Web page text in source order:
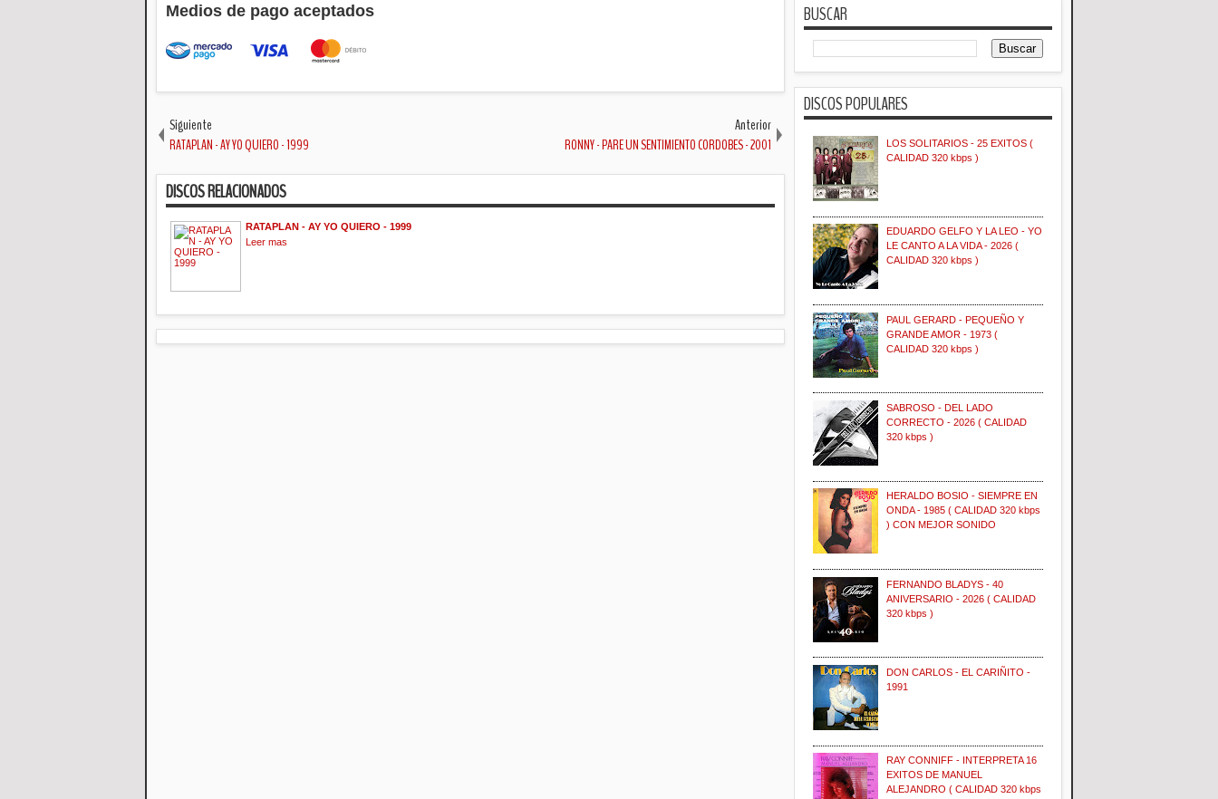
Medios de pago aceptados
Siguiente
RATAPLAN - AY YO QUIERO - 1999
Anterior
RONNY - PARE UN SENTIMIENTO CORDOBES - 2001
DISCOS RELACIONADOS
RATAPLAN - AY YO QUIERO - 1999
Leer mas
BUSCAR
DISCOS POPULARES
LOS SOLITARIOS - 25 EXITOS (
CALIDAD 320 kbps )
EDUARDO GELFO Y LA LEO - YO
LE CANTO A LA VIDA - 2026 (
CALIDAD 320 kbps )
PAUL GERARD - PEQUEÑO Y
GRANDE AMOR - 1973 (
CALIDAD 320 kbps )
SABROSO - DEL LADO
CORRECTO - 2026 ( CALIDAD
320 kbps )
HERALDO BOSIO - SIEMPRE EN
ONDA - 1985 ( CALIDAD 320 kbps
) CON MEJOR SONIDO
FERNANDO BLADYS - 40
ANIVERSARIO - 2026 ( CALIDAD
320 kbps )
DON CARLOS - EL CARIÑITO -
1991
RAY CONNIFF - INTERPRETA 16
EXITOS DE MANUEL
ALEJANDRO ( CALIDAD 320 kbps